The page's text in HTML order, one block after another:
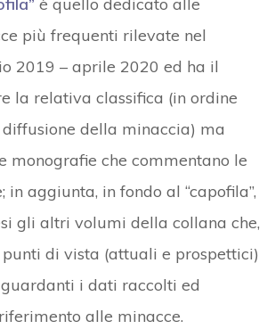
più frequenti rilevate nel
2019 – aprile 2020 ed ha il
la relativa classifica (in ordine
della minaccia) ma
monografie che commentano le
in aggiunta, in fondo al “capofila”,
gli altri volumi della collana che,
punti di vista (attuali e prospettici)
i dati raccolti ed
alle minacce.